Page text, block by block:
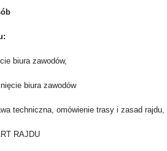
biura zawodów,
biura zawodów
techniczna, omówienie trasy i zasad rajdu,
RAJDU